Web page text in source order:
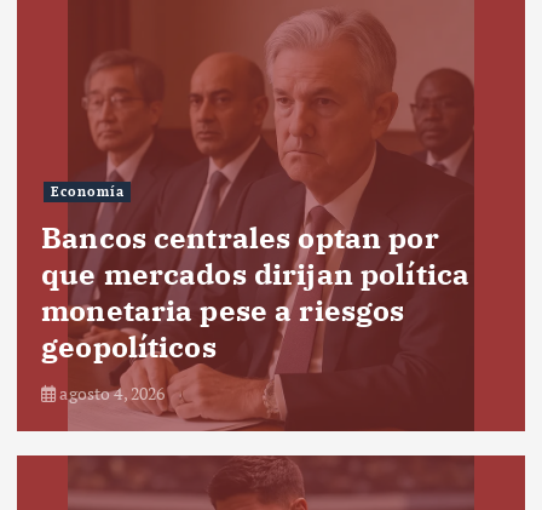
Economía
Bancos centrales optan por
que mercados dirijan política
monetaria pese a riesgos
geopolíticos
agosto 4, 2026